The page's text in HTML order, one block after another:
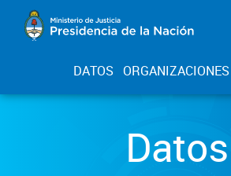
DATOS ORGANIZACIONES
Datos